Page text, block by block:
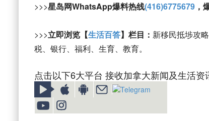
>>>星岛网WhatsApp爆料热线(416)6775679 ，
>>>立即浏览【生活百答】栏目： 新移民抵埗攻
税、银行、福利、生育、教育。
点击以下6大平台 接收加拿大新闻及生活资